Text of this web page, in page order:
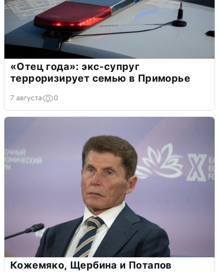
«Отец года»: экс-супруг
терроризирует семью в Приморье
7 августа 0
Кожемяко, Щербина и Потапов